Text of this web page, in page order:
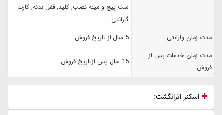
ست پیچ و میله نصب, کلید, قفل بدنه, کارت
گارانتی
مدت زمان وارانتی
5 سال از تاریخ فروش
مدت زمان خدمات پس از
فروش
15 سال پس ازتاریخ فروش
اسکنر اثرانگشت: